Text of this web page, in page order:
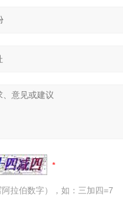
拉伯数字），如：三加四=7